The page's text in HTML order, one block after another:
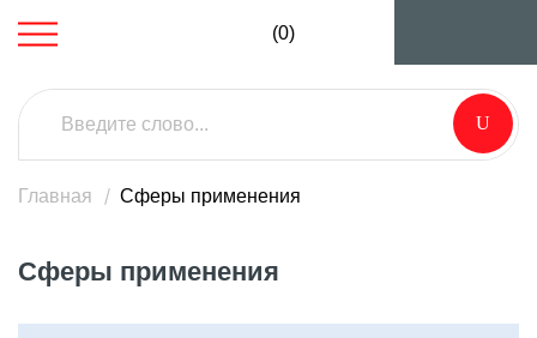
(0)
Главная Сферы применения
Сферы применения